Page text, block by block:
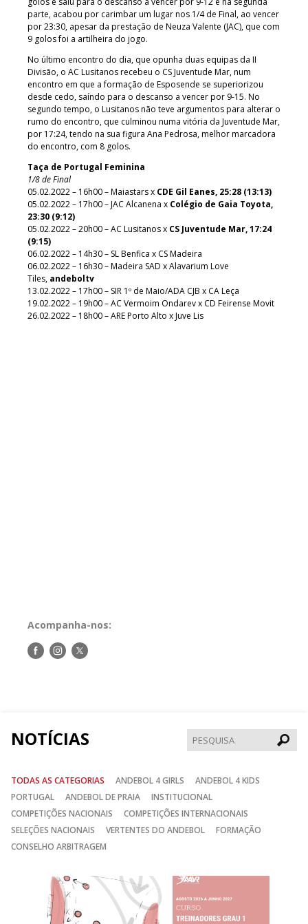
parte, acabou por carimbar um lugar nos 1/4 de Final, ao vencer
por 23:30, apesar da prestação de Neuza Valente (JAC), que com
9 golos foi a artilheira do jogo.
No último encontro do dia, que opunha duas equipas da II
Divisão, o AC Lusitanos recebeu o CS Juventude Mar, num
encontro em que a formação de Esposende se superiorizou
desde cedo, saíndo para o descanso a vencer por 9-15. No
segundo tempo, o Lusitanos não teve argumentos para alterar o
rumo do encontro, que culminou numa vitória da Juventude Mar,
por 17:24, tendo na sua figura Ana Pedrosa, melhor marcadora
do encontro, com 8 golos.
Taça de Portugal Feminina
1/8 de Final
05.02.2022 – 16h00 – Maiastars x CDE Gil Eanes, 25:28 (13:13)
05.02.2022 – 17h00 – JAC Alcanena x Colégio de Gaia Toyota,
23:30 (9:12)
05.02.2022 – 20h00 – AC Lusitanos x CS Juventude Mar, 17:24
(9:15)
06.02.2022 – 14h30 – SL Benfica x CS Madeira
06.02.2022 – 16h30 – Madeira SAD x Alavarium Love
Tiles, andeboltv
13.02.2022 – 17h00 – SIR 1º de Maio/ADA CJB x CA Leça
19.02.2022 – 19h00 – AC Vermoim Ondarev x CD Feirense Movit
26.02.2022 – 18h00 – ARE Porto Alto x Juve Lis
Acompanha-nos:
Siga-Siga-Siga-
NOTÍCIAS
TODAS AS CATEGORIAS ANDEBOL 4 GIRLS
ANDEBOL 4 KIDS
PORTUGAL
ANDEBOL DE PRAIA
INSTITUCIONAL
COMPETIÇÕES NACIONAIS
COMPETIÇÕES INTERNACIONAIS
SELEÇÕES NACIONAIS
VERTENTES DO ANDEBOL
FORMAÇÃO
CONSELHO ARBITRAGEM
Anterior